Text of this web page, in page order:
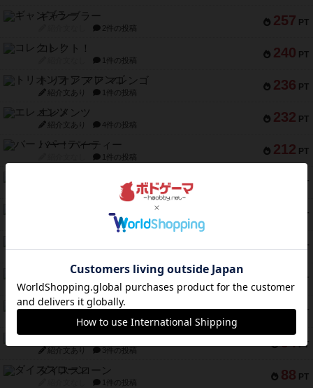
257 PT
ギャンブラー
2件の投稿
240 PT
コレクト！
1件の投稿
236 PT
トリオンフ ア マレンゴ
紹介文あり 1件の投稿
232 PT
エレメンツ
紹介文あり 4件の投稿
212 PT
バー！パーティー
1件の投稿
PT
1件の投稿
PT
1件の投稿
140 PT
PT
ドブル：ポケットモンスター
紹介文あり 4件の投稿
118 PT
ジャンヌ・ダルク-オルレアン ドロー＆ライト
紹介文なし 5件の投稿
94 PT
ファースト・イン・フライト
紹介文あり 3件の投稿
88 PT
ダイススローン
1件の投稿